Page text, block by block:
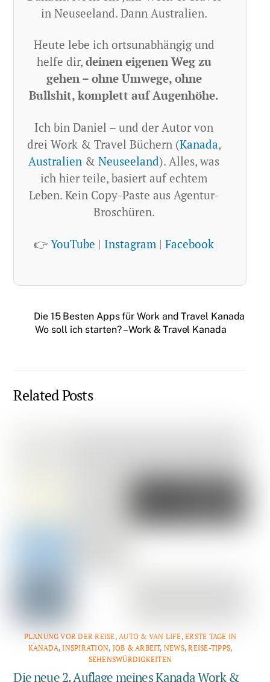
in Neuseeland. Dann Australien.
Heute lebe ich ortsunabhängig und
helfe dir, deinen eigenen Weg zu
gehen – ohne Umwege, ohne
Bullshit, komplett auf Augenhöhe.
Ich bin Daniel – und der Autor von
drei Work & Travel Büchern (Kanada,
Australien &Neuseeland). Alles, was
ich hier teile, basiert auf echtem
Leben. Kein Copy-Paste aus Agentur-
Broschüren.
👉YouTube | Instagram |Facebook
Die 15 Besten Apps für Work and Travel Kanada
Wo soll ich starten? – Work & Travel Kanada
Related Posts
PLANUNG VOR DER REISE,AUTO & VAN LIFE,ERSTE TAGE IN
KANADA,INSPIRATION, JOB & ARBEIT, NEWS,REISE-TIPPS,
SEHENSWÜRDIGKEITEN
Die neue 2. Auflage meines Kanada Work &